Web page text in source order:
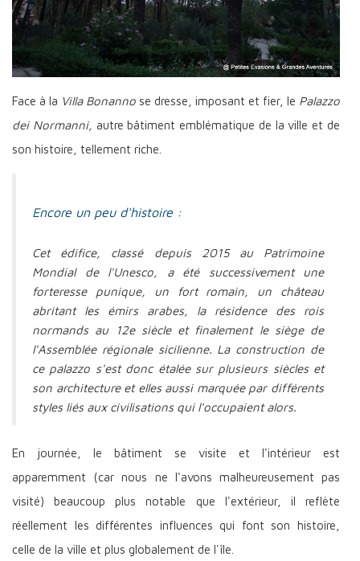
Face à la Villa Bonanno se dresse, imposant et fier, le Palazzo
dei Normanni, autre bâtiment emblématique de la ville et de
son histoire, tellement riche.
Encore un peu d'histoire :
Cet édifice, classé depuis 2015 au Patrimoine
Mondial de l'Unesco, a été successivement une
forteresse punique, un fort romain, un château
abritant les émirs arabes, la résidence des rois
normands au 12e siècle et finalement le siège de
l'Assemblée régionale sicilienne. La construction de
ce palazzo s'est donc étalée sur plusieurs siècles et
son architecture et elles aussi marquée par différents
styles liés aux civilisations qui l'occupaient alors.
En journée, le bâtiment se visite et l'intérieur est
apparemment (car nous ne l'avons malheureusement pas
visité) beaucoup plus notable que l'extérieur, il reflète
réellement les différentes influences qui font son histoire,
celle de la ville et plus globalement de l'île.